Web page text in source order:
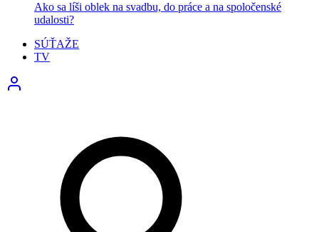
Ako sa líši oblek na svadbu, do práce a na spoločenské
udalosti?
SÚŤAŽE
TV